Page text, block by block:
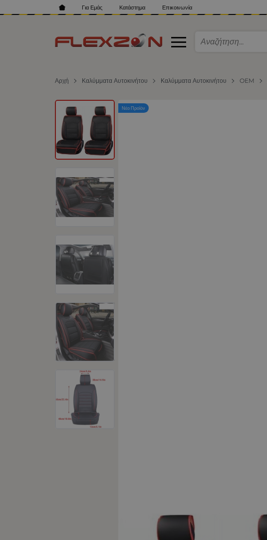
Για Εμάς Κατάστημα Επικοινωνία
Αρχή Καλύμματα Αυτοκινήτου Καλύμματα Αυτοκινήτου OEM
Νέο Προϊόν